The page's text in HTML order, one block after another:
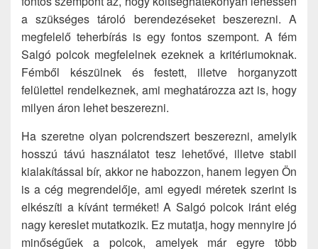
a szükséges tároló berendezéseket beszerezni. A
megfelelő teherbírás is egy fontos szempont. A fém
Salgó polcok megfelelnek ezeknek a kritériumoknak.
Fémből készülnek és festett, illetve horganyzott
felülettel rendelkeznek, ami meghatározza azt is, hogy
milyen áron lehet beszerezni.
Ha szeretne olyan polcrendszert beszerezni, amelyik
hosszú távú használatot tesz lehetővé, illetve stabil
kialakítással bír, akkor ne habozzon, hanem legyen Ön
is a cég megrendelője, ami egyedi méretek szerint is
elkészíti a kívánt terméket! A Salgó polcok iránt elég
nagy kereslet mutatkozik. Ez mutatja, hogy mennyire jó
minőségűek a polcok, amelyek már egyre több